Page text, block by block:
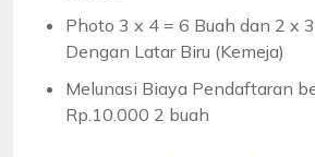
Photo 3 x 4 = 6 Buah dan 2 x
Dengan Latar Biru (Kemeja)
Melunasi Biaya Pendaftaran
Rp.10.000 2 buah